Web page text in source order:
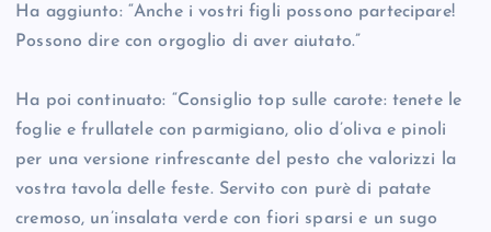
Ha aggiunto: “Anche i vostri figli possono partecipare!
Possono dire con orgoglio di aver aiutato.”
Ha poi continuato: “Consiglio top sulle carote: tenete le
foglie e frullatele con parmigiano, olio d’oliva e pinoli
per una versione rinfrescante del pesto che valorizzi la
vostra tavola delle feste. Servito con purè di patate
cremoso, un’insalata verde con fiori sparsi e un sugo